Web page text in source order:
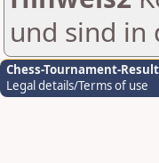
und sind in
Chess-Tournament-
Legal details/Terms of use